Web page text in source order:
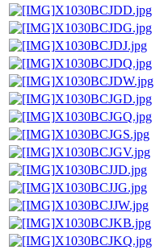
X1030BCJDD.jpg
X1030BCJDG.jpg
X1030BCJDJ.jpg
X1030BCJDQ.jpg
X1030BCJDW.jpg
X1030BCJGD.jpg
X1030BCJGQ.jpg
X1030BCJGS.jpg
X1030BCJGV.jpg
X1030BCJJD.jpg
X1030BCJJG.jpg
X1030BCJJW.jpg
X1030BCJKB.jpg
X1030BCJKQ.jpg